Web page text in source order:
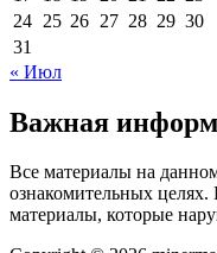
24 25 26 27 28 29 30
31
« Июл
Важная
Все материалы на
ознакомительных
материалы, которые